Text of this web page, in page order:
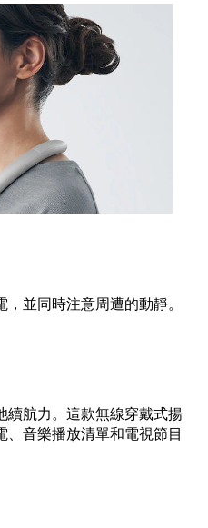
並同時注意周遭的動靜。
續航力。這款無線穿戴式揚
音樂播放清單和電視節目